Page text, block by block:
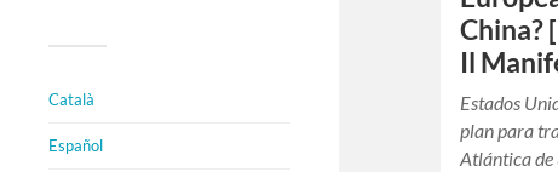
Català
Español
China?
Il
Estados
plan para
Atlántica de